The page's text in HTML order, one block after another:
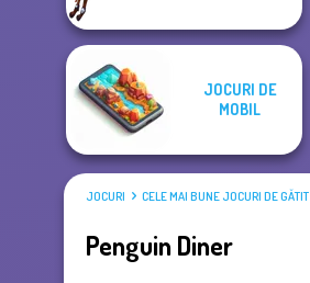
JOCURI DE
MOBIL
JOCURI CELE MAI BUNE JOCURI DE GĂTIT
Penguin Diner